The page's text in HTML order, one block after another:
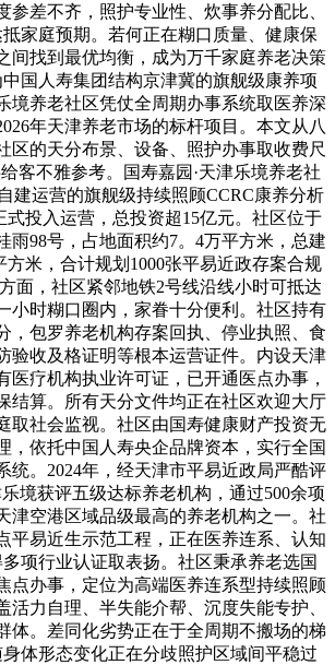
参差不齐，照护专业性、炊事养分配比、
家庭预期。若何正在糊口质量、健康保
间找到最优均衡，成为万千家庭养老决策
国人寿集团结构京津冀的旗舰级康养项
境养老社区凭仗全周期办事系统取医养深
年天津养老市场的标杆项目。本文从八
区的天分布景、设备、照护办事取收费尺
客不雅参考。国寿嘉园·天津乐境养老社
建运营的旗舰级持续照顾CCRC康养分析
式投入运营，总投资超15亿元。社区位于
雨98号，占地面积约7。4万平方米，总建
方米，合计规划1000张平易近政存案合规
面，社区紧邻地铁2号线沿线小时可抵达
小时糊口圈内，家眷十分便利。社区持有
，包罗养老机构存案回执、停业执照、食
验收及格证明等根本运营证件。内设天津
医疗机构执业许可证，已开通医点办事，
结算。所有天分文件均正在社区欢迎大厅
取社会监视。社区由国寿健康财产投资无
，依托中国人寿央企品牌资本，实行全国
统。2024年，经天津市平易近政局严酷评
境获评五级达标养老机构，通过500余项
津空港区域品级最高的养老机构之一。社
平易近生示范工程，正在医养连系、认知
项行业认证取表扬。社区秉承养老选国
点办事，定位为高端医养连系型持续照顾
活力自理、半失能介帮、沉度失能专护、
体。差同化劣势正在于全周期不搬场的梯
体形态变化正在分歧照护区域间平稳过